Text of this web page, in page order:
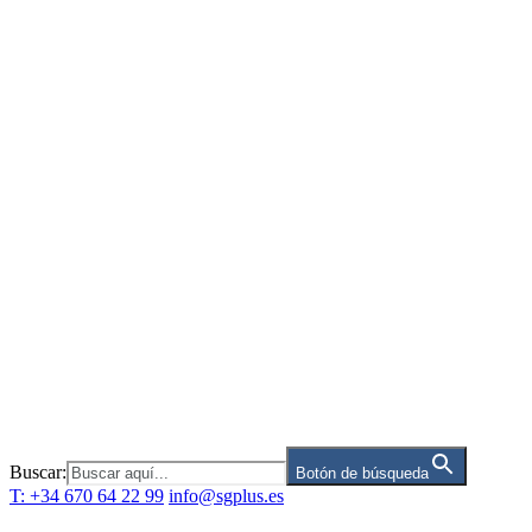
Buscar: Botón de búsqueda
T: +34 670 64 22 99 info@sgplus.es